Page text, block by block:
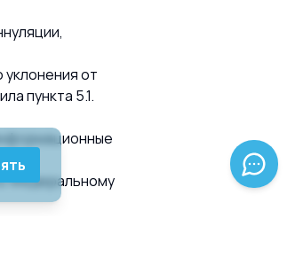
от
пункта 5.1.
Федеральному